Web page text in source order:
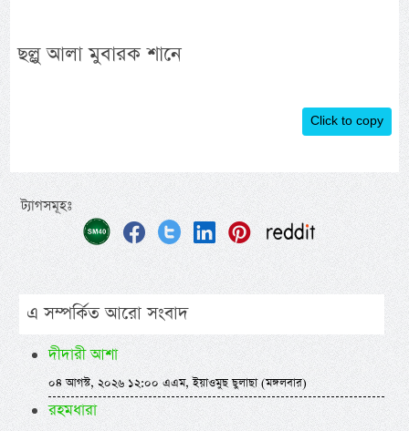
ছল্লু আলা মুবারক শানে
Click to copy
ট্যাগসমূহঃ
এ সম্পর্কিত আরো সংবাদ
দীদারী আশা
০৪ আগস্ট, ২০২৬ ১২:০০ এএম, ইয়াওমুছ ছুলাছা (মঙ্গলবার)
রহমধারা